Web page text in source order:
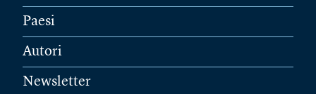
Paesi
Autori
Newsletter